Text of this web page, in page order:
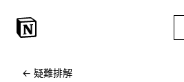
← 疑難排解